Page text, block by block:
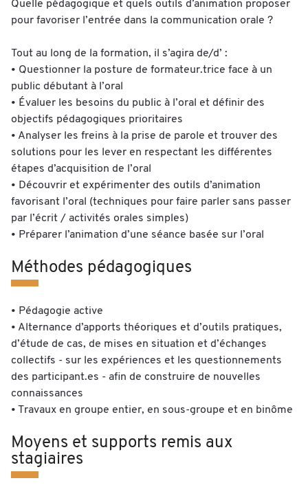
Quelle pédagogique et quels outils d’animation proposer
pour favoriser l’entrée dans la communication orale ?
Tout au long de la formation, il s’agira de/d’ :
• Questionner la posture de formateur.trice face à un
public débutant à l’oral
• Évaluer les besoins du public à l’oral et définir des
objectifs pédagogiques prioritaires
• Analyser les freins à la prise de parole et trouver des
solutions pour les lever en respectant les différentes
étapes d’acquisition de l’oral
• Découvrir et expérimenter des outils d’animation
favorisant l’oral (techniques pour faire parler sans passer
par l’écrit / activités orales simples)
• Préparer l’animation d’une séance basée sur l’oral
Méthodes pédagogiques
• Pédagogie active
• Alternance d’apports théoriques et d’outils pratiques,
d’étude de cas, de mises en situation et d’échanges
collectifs - sur les expériences et les questionnements
des participant.es - afin de construire de nouvelles
connaissances
• Travaux en groupe entier, en sous-groupe et en binôme
Moyens et supports remis aux
stagiaires